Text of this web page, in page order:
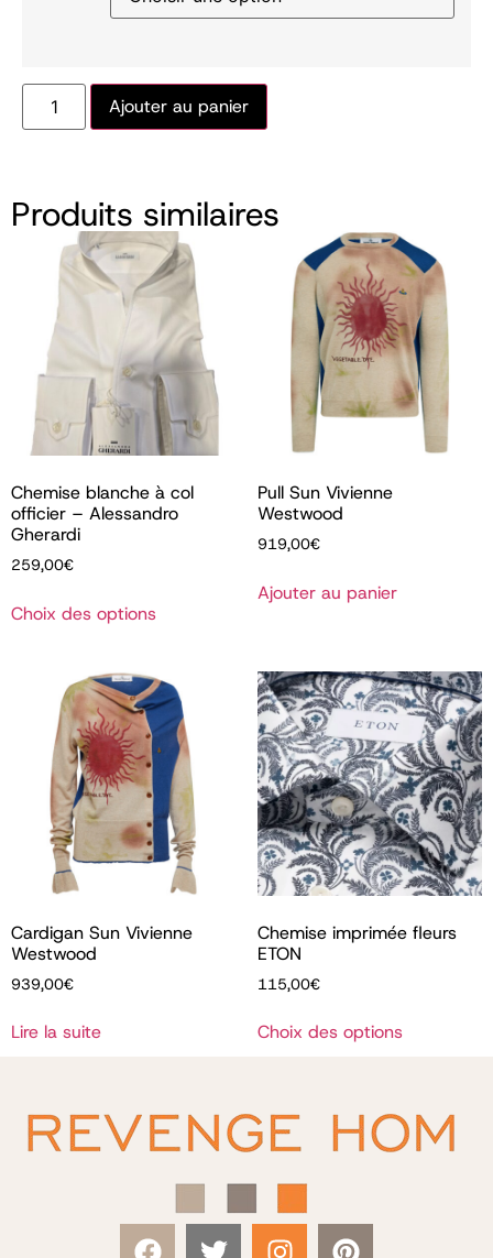
Ajouter au panier
Produits similaires
Chemise blanche à col
officier – Alessandro
Gherardi
259,00€
Choix des options
Pull Sun Vivienne
Westwood
919,00€
Ajouter au panier
Cardigan Sun Vivienne
Westwood
939,00€
Lire la suite
Chemise imprimée fleurs
ETON
115,00€
Choix des options